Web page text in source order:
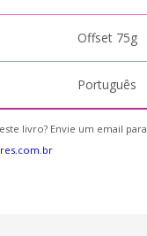
Offset 75g
Português
livro? Envie um email para